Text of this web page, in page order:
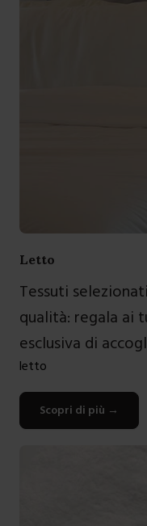
Letto
Tessuti
qualità: regala ai
esclusiva di
letto
Scopri di più →